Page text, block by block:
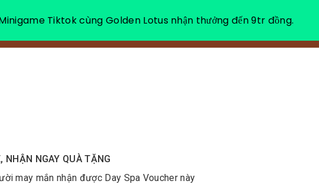
VỀ CHÚNG TÔI NGHỈ DƯỠNG THƯ GIÃN
NHẬN NGAY QUÀ TẶNG
may mắn nhận được Day Spa Voucher này
Tiktok cùng Golden Lotus nhận thưởng đến 9tr đồng.